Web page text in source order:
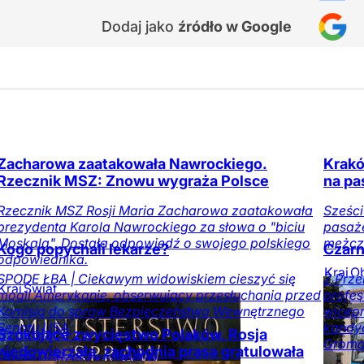
Dodaj jako źródło w Google
zaatakowała Nawrockiego.
MSZ: Znowu wygraża Polsce
MSZ Rosji Maria Zacharowa zaatakowała
Karola Nawrockiego za słowa o "biciu
Dostała odpowiedź o swojego polskiego
Świat
na
Kraj
popychali lekarze?
ŁBA | Ciekawym widowiskiem cieszyć się
Amerykanie, obserwujący przesłuchania przed
do spraw Bezpieczeństwa Wewnętrznego
USA.
DoRzeczy+ŚwiatW
Z
zwycięstwo Polaków. Rosja
zachodnia prasa gratulowała